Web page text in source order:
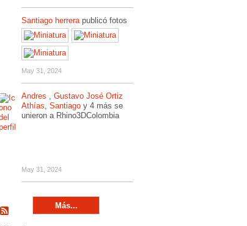
Santiago herrerapublicó fotos
May 31, 2024
Andres , Gustavo José Ortiz
Athías, Santiago y 4 más se
unieron a Rhino3DColombia
May 31, 2024
Más...